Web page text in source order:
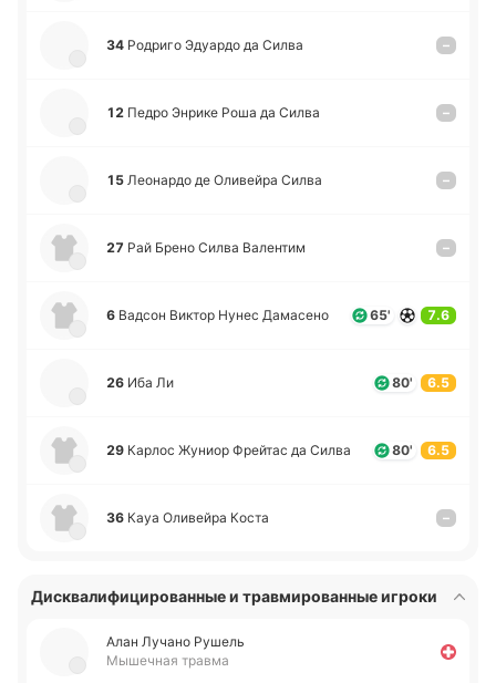
34 Ро­дри­го Эдуа­рдо да Силва –
12 Педро Энрике Роша да Силва –
15 Лео­на­рдо де Оли­вей­ра Силва –
27 Рай Брено Силва Ва­ле­нтим –
6 Вадсон Виктор Нунес Да­ма­се­но 65' 7.6
26 Иба Ли 80' 6.5
29 Карлос Жуниор Фрей­тас да Силва 80' 6.5
36 Кауа Оли­вей­ра Коста –
Дисквалифицированные и травмированные игроки
Алан Лучано Рушель
Мышечная травма